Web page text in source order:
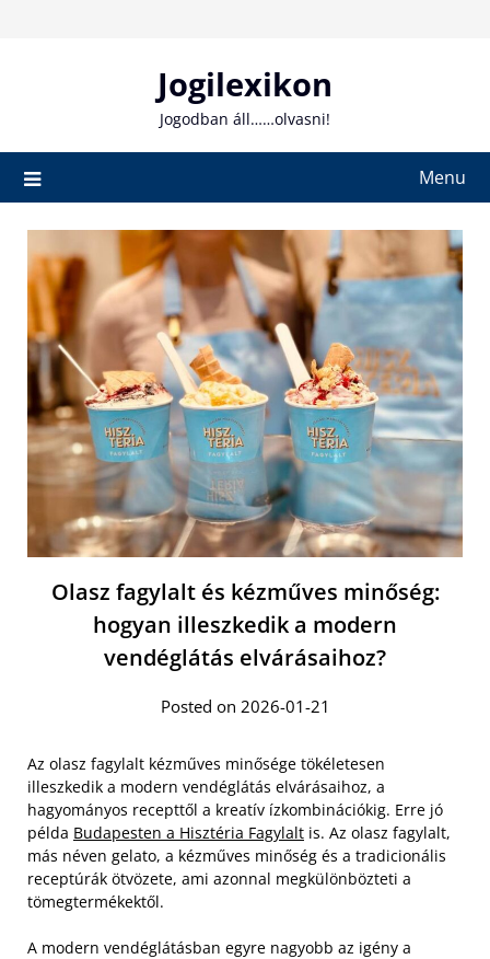
Jogilexikon
Jogodban áll……olvasni!
Menu
Olasz fagylalt és kézműves minőség:
hogyan illeszkedik a modern
vendéglátás elvárásaihoz?
Posted on 2026-01-21
Az olasz fagylalt kézműves minősége tökéletesen
illeszkedik a modern vendéglátás elvárásaihoz, a
hagyományos recepttől a kreatív ízkombinációkig. Erre jó
példa Budapesten a Hisztéria Fagylalt is. Az olasz fagylalt,
más néven gelato, a kézműves minőség és a tradicionális
receptúrák ötvözete, ami azonnal megkülönbözteti a
tömegtermékektől.
A modern vendéglátásban egyre nagyobb az igény a